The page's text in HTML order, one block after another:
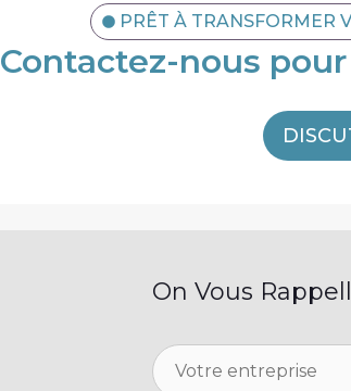
PRÊT À TRANSFORMER
Contactez-nous
On Vous
V